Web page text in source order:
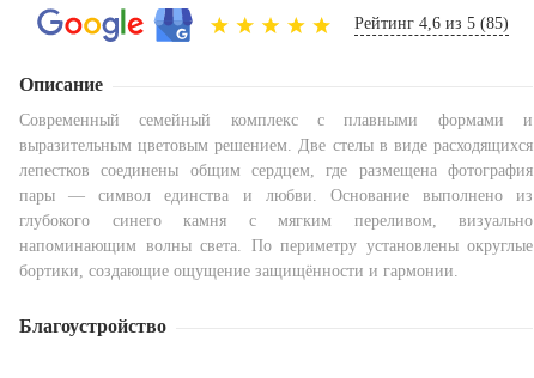
Рейтинг 4,6 из 5 (85)
Описание
Современный семейный комплекс с плавными формами и
выразительным цветовым решением. Две стелы в виде расходящихся
лепестков соединены общим сердцем, где размещена фотография
пары — символ единства и любви. Основание выполнено из
глубокого синего камня с мягким переливом, визуально
напоминающим волны света. По периметру установлены округлые
бортики, создающие ощущение защищённости и гармонии.
Благоустройство